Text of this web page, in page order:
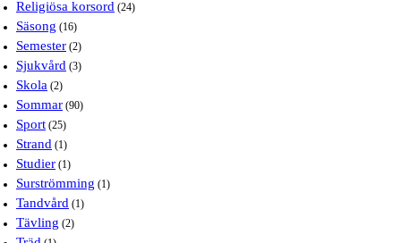
Religiösa korsord (24)
Säsong (16)
Semester (2)
Sjukvård (3)
Skola (2)
Sommar (90)
Sport (25)
Strand (1)
Studier (1)
Surströmming (1)
Tandvård (1)
Tävling (2)